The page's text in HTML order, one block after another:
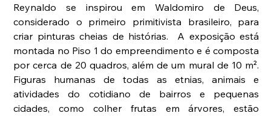
Reynaldo se inspirou em Waldomiro de Deus,
considerado o primeiro primitivista brasileiro, para
criar pinturas cheias de histórias.  A exposição está
montada no Piso 1 do empreendimento e é composta
por cerca de 20 quadros, além de um mural de 10 m².
Figuras humanas de todas as etnias, animais e
atividades do cotidiano de bairros e pequenas
cidades, como colher frutas em árvores, estão